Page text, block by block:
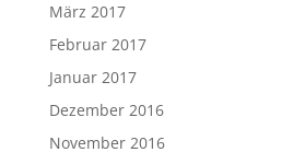
März 2017
Februar 2017
Januar 2017
Dezember 2016
November 2016